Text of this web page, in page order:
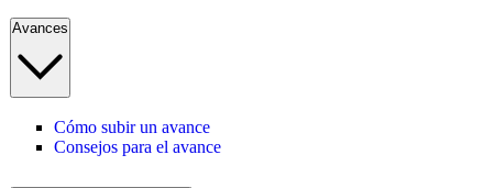
Avances
Cómo subir un avance
Consejos para el avance